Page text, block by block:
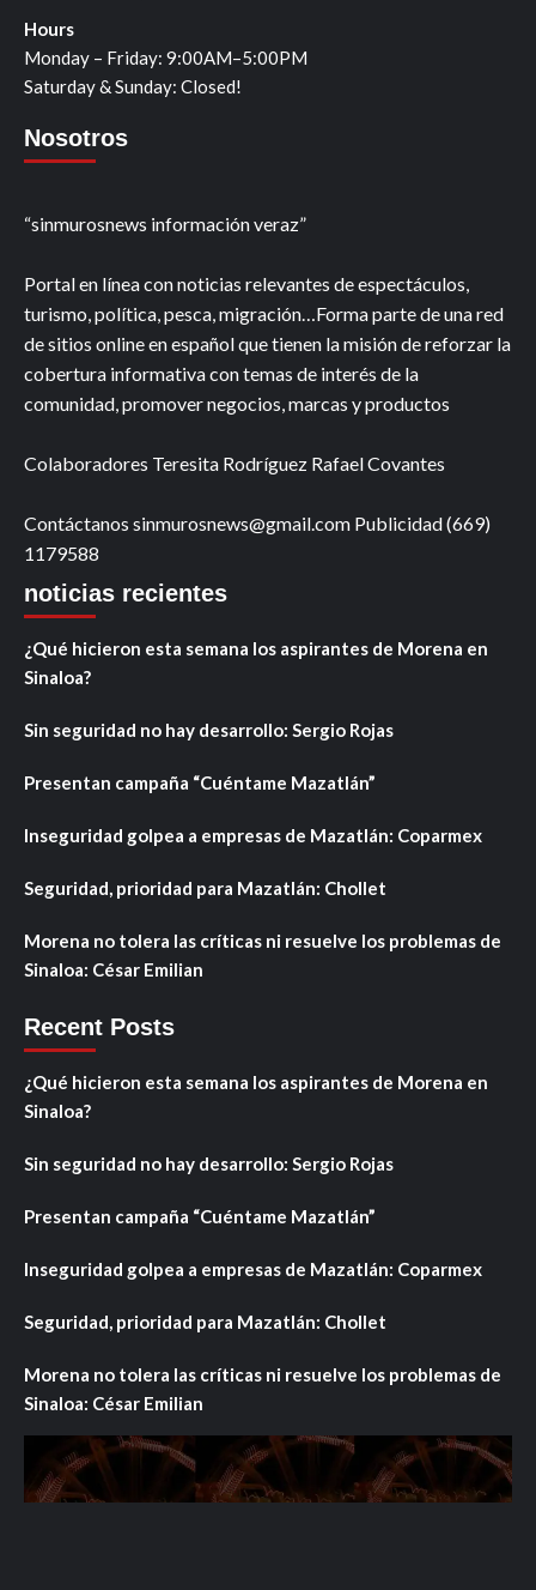
Hours
Monday – Friday: 9:00AM–5:00PM
Saturday & Sunday: Closed!
Nosotros
“sinmurosnews información veraz”
Portal en línea con noticias relevantes de espectáculos,
turismo, política, pesca, migración…Forma parte de una red
de sitios online en español que tienen la misión de reforzar la
cobertura informativa con temas de interés de la
comunidad, promover negocios, marcas y productos
Colaboradores Teresita Rodríguez Rafael Covantes
Contáctanos sinmurosnews@gmail.com Publicidad (669)
1179588
noticias recientes
¿Qué hicieron esta semana los aspirantes de Morena en
Sinaloa?
Sin seguridad no hay desarrollo: Sergio Rojas
Presentan campaña “Cuéntame Mazatlán”
Inseguridad golpea a empresas de Mazatlán: Coparmex
Seguridad, prioridad para Mazatlán: Chollet
Morena no tolera las críticas ni resuelve los problemas de
Sinaloa: César Emilian
Recent Posts
¿Qué hicieron esta semana los aspirantes de Morena en
Sinaloa?
Sin seguridad no hay desarrollo: Sergio Rojas
Presentan campaña “Cuéntame Mazatlán”
Inseguridad golpea a empresas de Mazatlán: Coparmex
Seguridad, prioridad para Mazatlán: Chollet
Morena no tolera las críticas ni resuelve los problemas de
Sinaloa: César Emilian